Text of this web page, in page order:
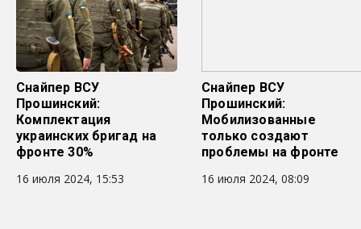
Снайпер ВСУ
Прошинский:
Комплектация
украинских бригад на
фронте 30%
16 июля 2024, 15:53
Снайпер ВСУ
Прошинский:
Мобилизованные
только создают
проблемы на фронте
16 июля 2024, 08:09